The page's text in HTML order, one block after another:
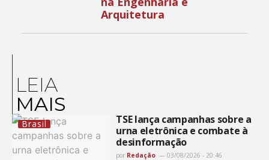
Arquitetura
LEIA
MAIS
Brasil
TSE lança campanhas sobre a
urna eletrônica e combate à
desinformação
por Redação 03/08/2026 - 20:46